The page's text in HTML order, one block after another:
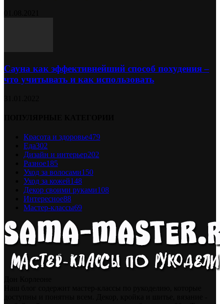
Сауна как эффективнейший способ похудения –
что учитывать и как использовать
Красота и здоровье479
Еда302
Дизайн и интерьер202
Разное185
Уход за волосами150
Уход за кожей148
Декор своими руками108
Интересное88
Мастер-классы69